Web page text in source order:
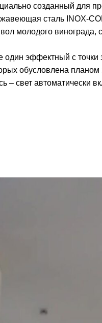
созданный для
сталь INOX-
молодого винограда,
один эффектный с точки
обусловлена планом
– свет автоматически